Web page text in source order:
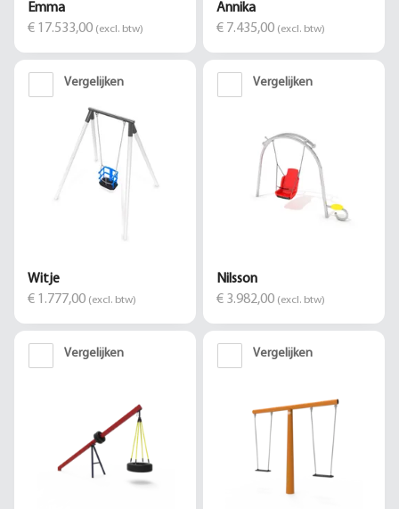
Emma
€ 17.533,00 (excl. btw)
Annika
€ 7.435,00 (excl. btw)
Vergelijken
Witje
€ 1.777,00 (excl. btw)
Vergelijken
Nilsson
€ 3.982,00 (excl. btw)
Vergelijken Vergelijken